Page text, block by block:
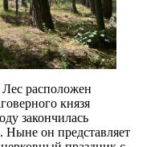
расположен
князя
закончилась
Ныне он представляет